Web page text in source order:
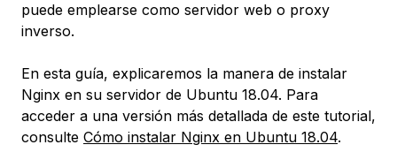
puede emplearse como servidor web o proxy
inverso.
En esta guía, explicaremos la manera de instalar
Nginx en su servidor de Ubuntu 18.04. Para
acceder a una versión más detallada de este tutorial,
consulte Cómo instalar Nginx en Ubuntu 18.04.